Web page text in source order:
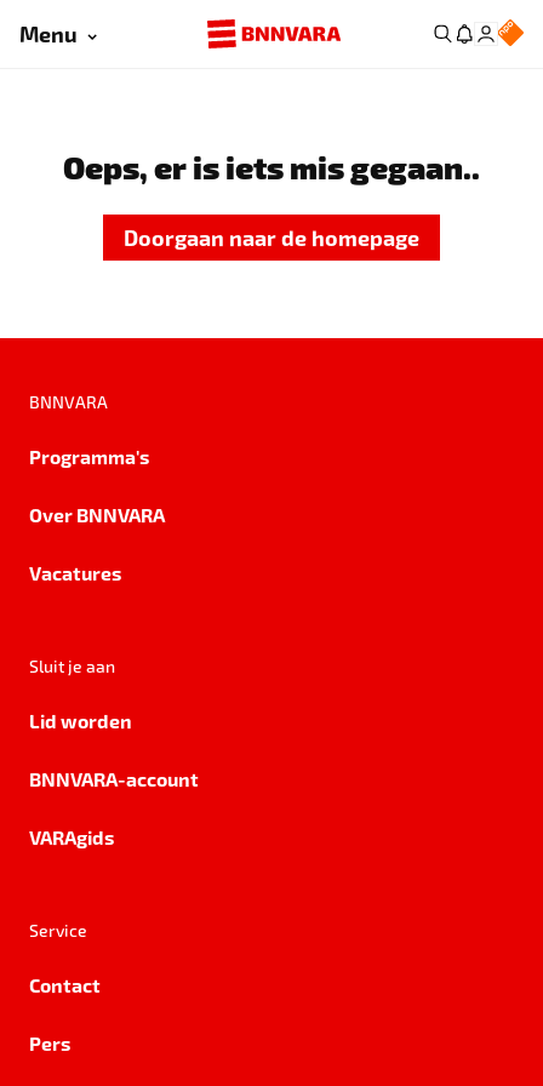
Menu
Oeps, er is iets mis gegaan..
Doorgaan naar de homepage
BNNVARA
Programma's
Over BNNVARA
Vacatures
Sluit je aan
Lid worden
BNNVARA-account
VARAgids
Service
Contact
Pers